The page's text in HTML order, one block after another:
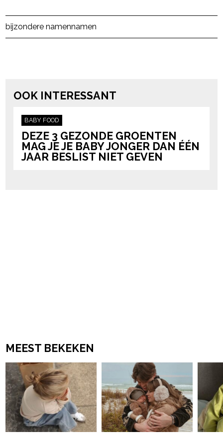
bijzondere namennamen
OOK INTERESSANT
BABY FOOD
DEZE 3 GEZONDE GROENTEN
MAG JE JE BABY JONGER DAN ÉÉN
JAAR BESLIST NIET GEVEN
MEEST BEKEKEN